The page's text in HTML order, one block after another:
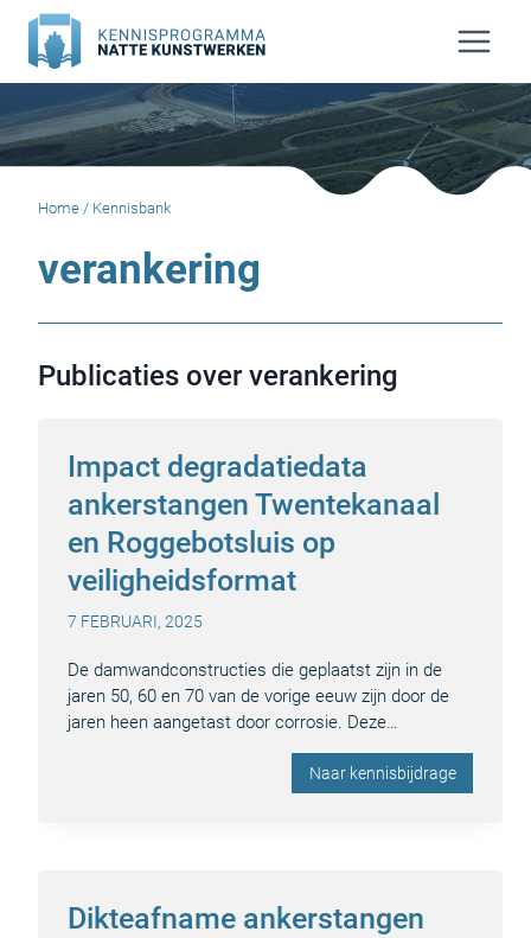
Doorgaan
naar
inhoud
Home / Kennisbank
verankering
Publicaties over verankering
Impact degradatiedata
ankerstangen Twentekanaal
en Roggebotsluis op
veiligheidsformat
7 FEBRUARI, 2025
De damwandconstructies die geplaatst zijn in de
jaren 50, 60 en 70 van de vorige eeuw zijn door de
jaren heen aangetast door corrosie. Deze…
Naar kennisbijdrage
Dikteafname ankerstangen